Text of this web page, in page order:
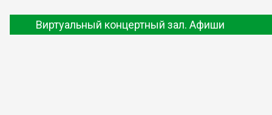
Виртуальный концертный зал. Афиши